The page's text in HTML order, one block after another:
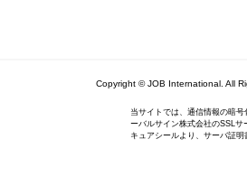
Copyright © JOB International. All
当サイトでは、通信情報の暗
ーバルサイン株式会社のSSLサ
キュアシールより、サーバ証明